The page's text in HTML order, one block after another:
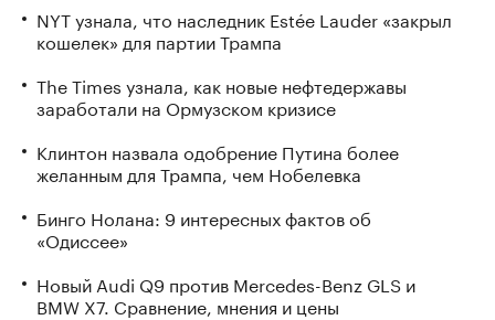
NYT узнала, что наследник Estée Lauder «закрыл
кошелек» для партии Трампа
The Times узнала, как новые нефтедержавы
заработали на Ормузском кризисе
Клинтон назвала одобрение Путина более
желанным для Трампа, чем Нобелевка
Бинго Нолана: 9 интересных фактов об
«Одиссее»
Новый Audi Q9 против Mercedes-Benz GLS и
BMW X7. Сравнение, мнения и цены